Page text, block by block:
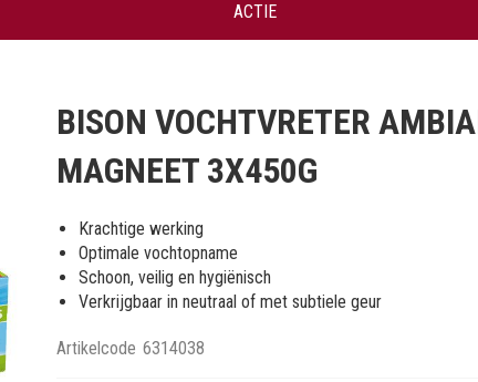
ACTIE
BISON VOCHTVRETER
MAGNEET 3X450G
Krachtige werking
Optimale vochtopname
Schoon, veilig en hygiënisch
Verkrijgbaar in neutraal of met subtiele geur
Artikelcode 6314038